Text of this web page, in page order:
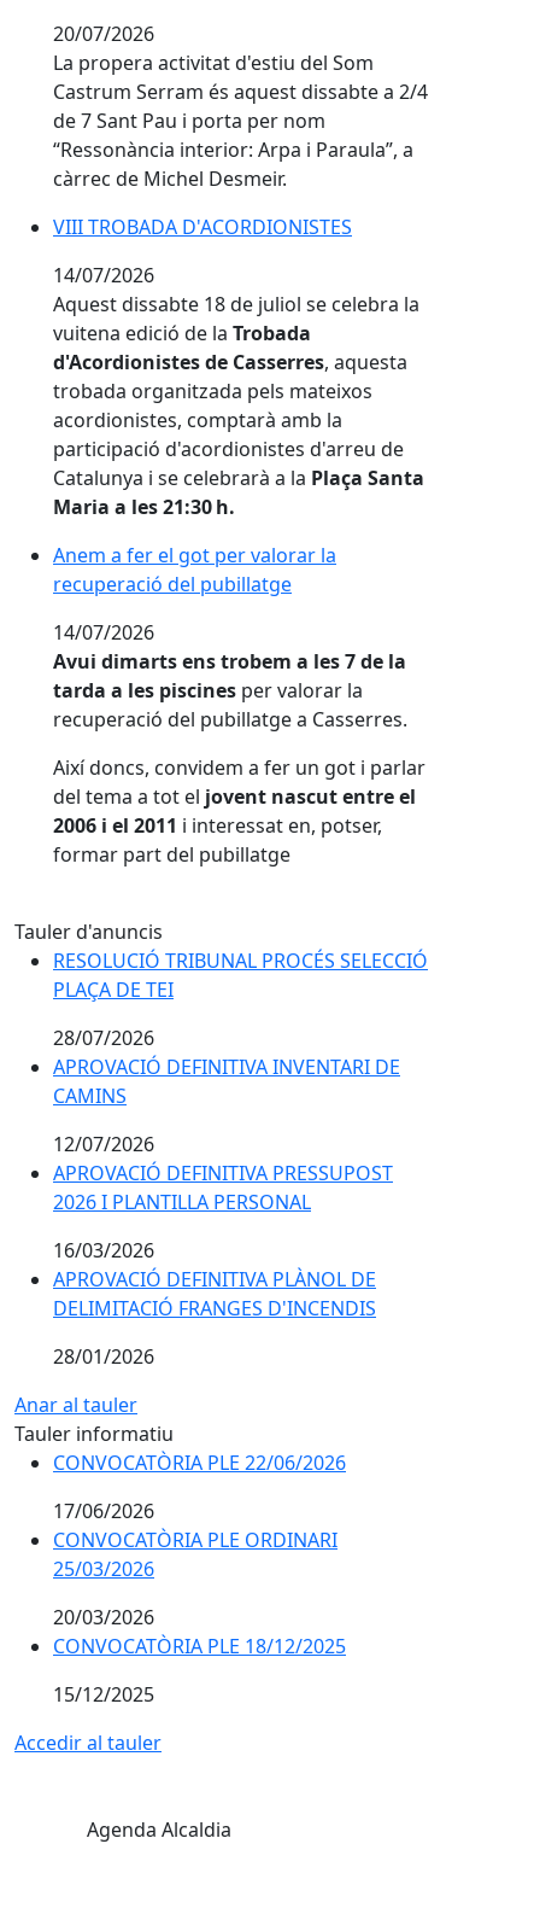
20/07/2026
La propera activitat d'estiu del Som
Castrum Serram és aquest dissabte a 2/4
de 7 Sant Pau i porta per nom
“Ressonància interior: Arpa i Paraula”, a
càrrec de Michel Desmeir.
VIII TROBADA D'ACORDIONISTES
VIII TROBADA D'ACORDIONISTES
14/07/2026
Aquest dissabte 18 de juliol se celebra la
vuitena edició de la Trobada
d'Acordionistes de Casserres, aquesta
trobada organitzada pels mateixos
acordionistes, comptarà amb la
participació d'acordionistes d'arreu de
Catalunya i se celebrarà a la Plaça Santa
Maria a les 21:30 h.
Anem a fer el got per valorar la recuperació del
Anem a fer el got per valorar la
recuperació del pubillatge
14/07/2026
Avui dimarts ens trobem a les 7 de la
tarda a les piscines per valorar la
recuperació del pubillatge a Casserres.
Així doncs, convidem a fer un got i parlar
del tema a tot el jovent nascut entre el
2006 i el 2011 i interessat en, potser,
formar part del pubillatge
Tauler d'anuncis
RESOLUCIÓ TRIBUNAL PROCÉS SELECCIÓ
PLAÇA DE TEI
28/07/2026
APROVACIÓ DEFINITIVA INVENTARI DE
CAMINS
12/07/2026
APROVACIÓ DEFINITIVA PRESSUPOST
2026 I PLANTILLA PERSONAL
16/03/2026
APROVACIÓ DEFINITIVA PLÀNOL DE
DELIMITACIÓ FRANGES D'INCENDIS
28/01/2026
Anar al tauler
Tauler informatiu
CONVOCATÒRIA PLE 22/06/2026
17/06/2026
CONVOCATÒRIA PLE ORDINARI
25/03/2026
20/03/2026
CONVOCATÒRIA PLE 18/12/2025
15/12/2025
Accedir al tauler
Agenda Alcaldia